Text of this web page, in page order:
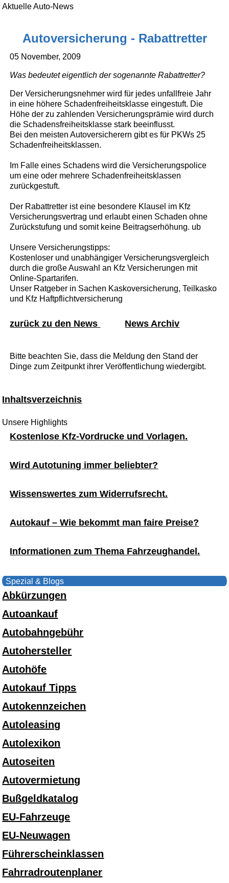
Aktuelle Auto-News
Autoversicherung - Rabattretter
05 November, 2009
Was bedeutet eigentlich der sogenannte Rabattretter?
Der Versicherungsnehmer wird für jedes unfallfreie Jahr
in eine höhere Schadenfreiheitsklasse eingestuft. Die
Höhe der zu zahlenden Versicherungsprämie wird durch
die Schadensfreiheitsklasse stark beeinflusst.
Bei den meisten Autoversicherern gibt es für PKWs 25
Schadenfreiheitsklassen.
Im Falle eines Schadens wird die Versicherungspolice
um eine oder mehrere Schadenfreiheitsklassen
zurückgestuft.
Der Rabattretter ist eine besondere Klausel im Kfz
Versicherungsvertrag und erlaubt einen Schaden ohne
Zurückstufung und somit keine Beitragserhöhung. ub
Unsere Versicherungstipps:
Kostenloser und unabhängiger Versicherungsvergleich
durch die große Auswahl an Kfz Versicherungen mit
Online-Spartarifen.
Unser Ratgeber in Sachen Kaskoversicherung, Teilkasko
und Kfz Haftpflichtversicherung
zurück zu den News News Archiv
Bitte beachten Sie, dass die Meldung den Stand der
Dinge zum Zeitpunkt ihrer Veröffentlichung wiedergibt.
Inhaltsverzeichnis
Unsere Highlights
Kostenlose Kfz-Vordrucke und Vorlagen.
Wird Autotuning immer beliebter?
Wissenswertes zum Widerrufsrecht.
Autokauf – Wie bekommt man faire Preise?
Informationen zum Thema Fahrzeughandel.
Spezial & Blogs
Abkürzungen
Autoankauf
Autobahngebühr
Autohersteller
Autohöfe
Autokauf Tipps
Autokennzeichen
Autoleasing
Autolexikon
Autoseiten
Autovermietung
Bußgeldkatalog
EU-Fahrzeuge
EU-Neuwagen
Führerscheinklassen
Fahrradroutenplaner